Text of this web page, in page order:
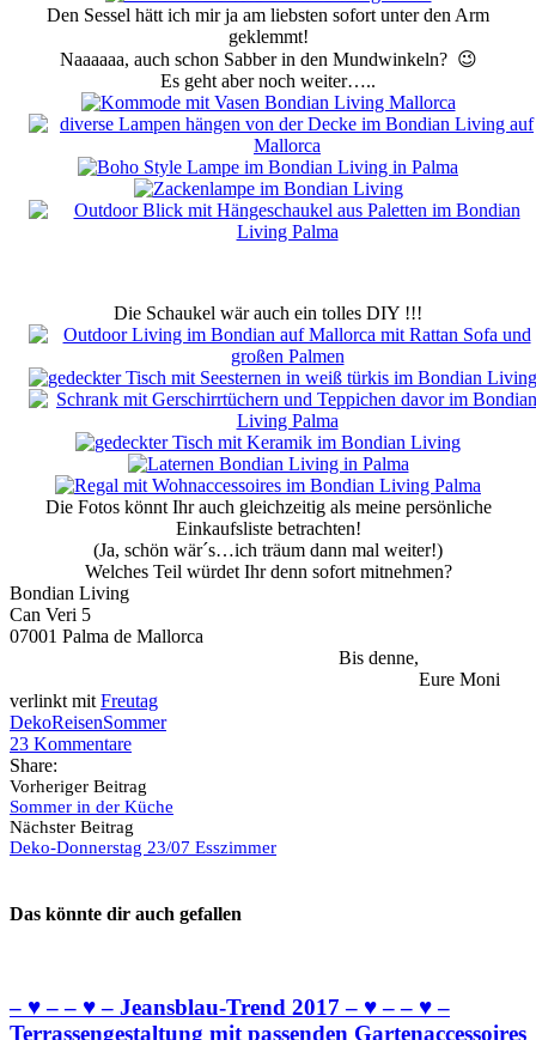
Den Sessel hätt ich mir ja am liebsten sofort unter den Arm
geklemmt!
Naaaaaa, auch schon Sabber in den Mundwinkeln? 😉
Es geht aber noch weiter…..
Die Schaukel wär auch ein tolles DIY !!!
Die Fotos könnt Ihr auch gleichzeitig als meine persönliche
Einkaufsliste betrachten!
(Ja, schön wär´s…ich träum dann mal weiter!)
Welches Teil würdet Ihr denn sofort mitnehmen?
Bondian Living
Can Veri 5
07001 Palma de Mallorca
Bis denne,
Eure Moni
verlinkt mit Freutag
DekoReisenSommer
23 Kommentare
Share:
Vorheriger Beitrag
Sommer in der Küche
Nächster Beitrag
Deko-Donnerstag 23/07 Esszimmer
Das könnte dir auch gefallen
– ♥ – – ♥ – Jeansblau-Trend 2017 – ♥ – – ♥ –
Terrassengestaltung mit passenden Gartenaccessoires